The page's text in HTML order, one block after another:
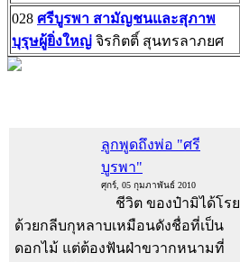
028 ศรีบูรพา สามัญชนและสุภาพ
บุรุษผู้ยิ่งใหญ่ จิรกิตติ์ สุนทรลาภยศ
ลูกพูดถึงพ่อ "ศรี
บูรพา"
ศุกร์, 05 กุมภาพันธ์ 2010
ชีวิต ของป๋ามิได้โรย
ด้วยกลีบกุหลาบเหมือนดังชื่อที่เป็น
ดอกไม้ แต่ต้องฟันฝ่าขวากหนามที่